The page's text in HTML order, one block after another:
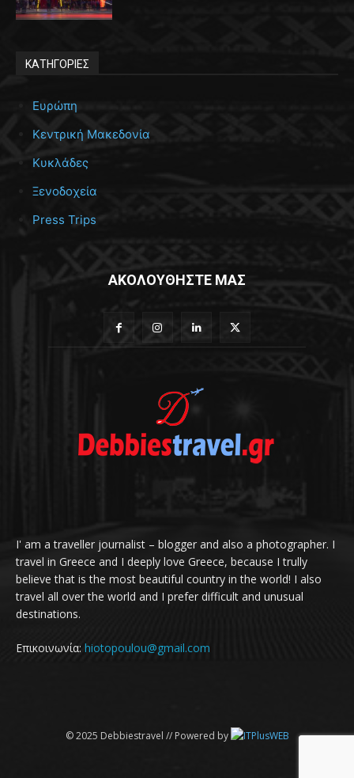
ΚΑΤΗΓΟΡΙΕΣ
Ευρώπη
Κεντρική Μακεδονία
Κυκλάδες
Ξενοδοχεία
Press Trips
ΑΚΟΛΟΥΘΗΣΤΕ ΜΑΣ
I' am a traveller journalist – blogger and also a photographer. I
travel in Greece and I deeply love Greece, because I trully
believe that is the most beautiful country in the world! I also
travel all over the world and I prefer difficult and unusual
destinations.
Επικοινωνία: hiotopoulou@gmail.com
© 2025 Debbiestravel // Powered by